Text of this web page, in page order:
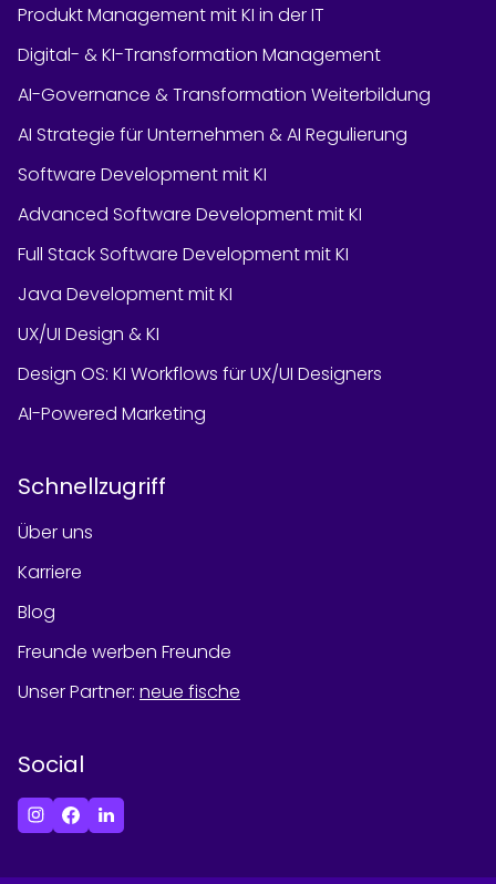
Produkt Management mit KI in der IT
Digital- & KI-Transformation Management
AI-Governance & Transformation Weiterbildung
AI Strategie für Unternehmen & AI Regulierung
Software Development mit KI
Advanced Software Development mit KI
Full Stack Software Development mit KI
Java Development mit KI
UX/UI Design & KI
Design OS: KI Workflows für UX/UI Designers
AI-Powered Marketing
Schnellzugriff
Über uns
Karriere
Blog
Freunde werben Freunde
Unser Partner: neue fische
Social